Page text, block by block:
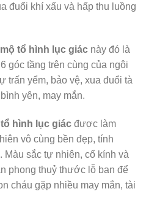
đuổi khí xấu và hấp thu luồng
mộ tổ hình lục giác này đó là
góc tầng trên cùng của ngôi
trấn yểm, bảo vệ, xua đuổi tà
yên, may mắn.
hình lục giác được làm
vô cùng bền đẹp, tính
Màu sắc tự nhiên, cổ kính và
phong thuỷ thước lỗ ban để
cháu gặp nhiều may mắn, tài